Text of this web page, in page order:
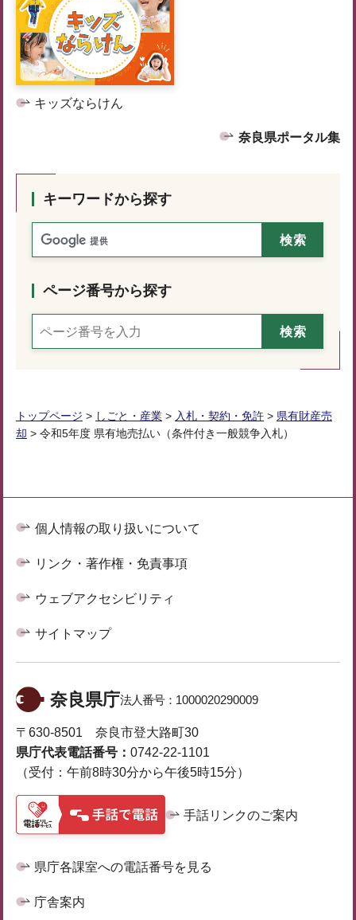
キッズならけん
奈良県ポータル集
キーワードから探す
ページ番号から探す
トップページ > しごと・産業 > 入札・契約・免許 > 県有財産売
却 > 令和5年度 県有地売払い（条件付き一般競争入札）
個人情報の取り扱いについて
リンク・著作権・免責事項
ウェブアクセシビリティ
サイトマップ
奈良県庁法人番号： 1000020290009
〒630-8501 奈良市登大路町30
県庁代表電話番号： 0742-22-1101
（受付：午前8時30分から午後5時15分）
手話リンクのご案内
県庁各課室への電話番号を見る
庁舎案内